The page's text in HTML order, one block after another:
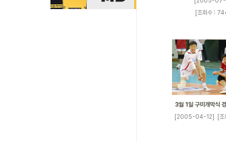
[조회수 :
3월 1일 구미개막식
[2005-04-12]
[